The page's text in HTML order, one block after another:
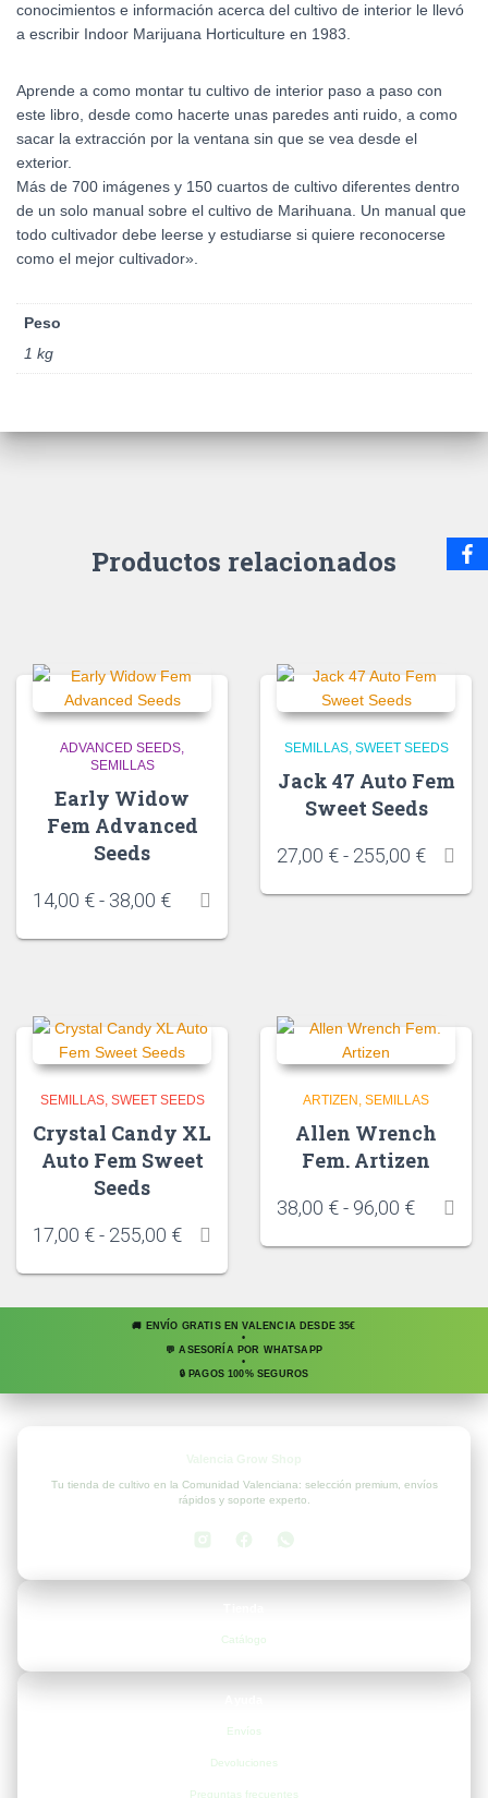
conocimientos e información acerca del cultivo de interior le llevó
a escribir Indoor Marijuana Horticulture en 1983.
Aprende a como montar tu cultivo de interior paso a paso con
este libro, desde como hacerte unas paredes anti ruido, a como
sacar la extracción por la ventana sin que se vea desde el
exterior.
Más de 700 imágenes y 150 cuartos de cultivo diferentes dentro
de un solo manual sobre el cultivo de Marihuana. Un manual que
todo cultivador debe leerse y estudiarse si quiere reconocerse
como el mejor cultivador».
Peso
1 kg
Productos relacionados
ADVANCED SEEDS
SEMILLAS
Early Widow
Fem Advanced
Seeds
14,00 €- 38,00 €
SEMILLAS SWEET SEEDS
Jack 47 Auto Fem
Sweet Seeds
27,00 €- 255,00 €
SEMILLAS SWEET SEEDS
Crystal Candy XL
Auto Fem Sweet
Seeds
17,00 €- 255,00 €
ARTIZEN SEMILLAS
Allen Wrench
Fem. Artizen
38,00 €- 96,00 €
🚚 ENVÍO GRATIS EN VALENCIA DESDE 35€
•
💬 ASESORÍA POR WHATSAPP
•
🔒 PAGOS 100% SEGUROS
Tu tienda de cultivo en la Comunidad Valenciana: selección premium, envíos
rápidos y soporte experto.
Catálogo
Envíos
Devoluciones
Preguntas frecuentes